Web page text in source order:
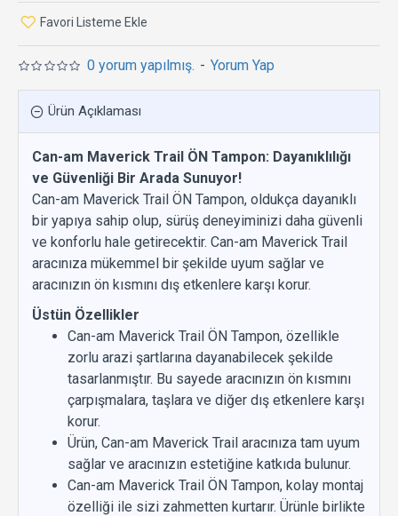
0 yorum yapılmış. - Yorum Yap
Favori Listeme Ekle
Ürün Açıklaması
Can-am Maverick Trail ÖN Tampon: Dayanıklılığı
ve Güvenliği Bir Arada Sunuyor!
Can-am Maverick Trail ÖN Tampon, oldukça dayanıklı
bir yapıya sahip olup, sürüş deneyiminizi daha güvenli
ve konforlu hale getirecektir. Can-am Maverick Trail
aracınıza mükemmel bir şekilde uyum sağlar ve
aracınızın ön kısmını dış etkenlere karşı korur.
Üstün Özellikler
Can-am Maverick Trail ÖN Tampon, özellikle
zorlu arazi şartlarına dayanabilecek şekilde
tasarlanmıştır. Bu sayede aracınızın ön kısmını
çarpışmalara, taşlara ve diğer dış etkenlere karşı
korur.
Ürün, Can-am Maverick Trail aracınıza tam uyum
sağlar ve aracınızın estetiğine katkıda bulunur.
Can-am Maverick Trail ÖN Tampon, kolay montaj
özelliği ile sizi zahmetten kurtarır. Ürünle birlikte